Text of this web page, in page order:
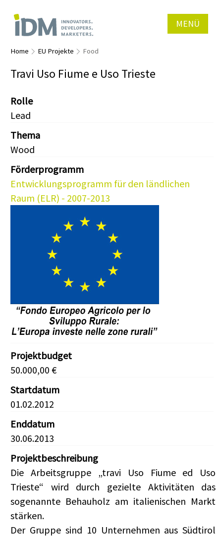
MENÜ
Home EU Projekte Food
Travi Uso Fiume e Uso Trieste
Rolle
Lead
Thema
Wood
Förderprogramm
Entwicklungsprogramm für den ländlichen
Raum (ELR) - 2007-2013
Projektbudget
50.000,00 €
Startdatum
01.02.2012
Enddatum
30.06.2013
Projektbeschreibung
Die Arbeitsgruppe „travi Uso Fiume ed Uso
Trieste“ wird durch gezielte Aktivitäten das
sogenannte Behauholz am italienischen Markt
stärken.
Der Gruppe sind 10 Unternehmen aus Südtirol